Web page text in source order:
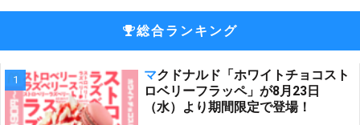
総合ランキング
マクドナルド「ホワイトチョコスト
ロベリーフラッペ」が8月23日
（水）より期間限定で登場！